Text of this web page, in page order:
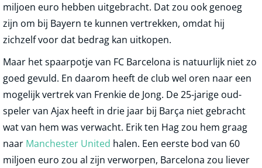
miljoen euro hebben uitgebracht. Dat zou ook genoeg
zijn om bij Bayern te kunnen vertrekken, omdat hij
zichzelf voor dat bedrag kan uitkopen.
Maar het spaarpotje van FC Barcelona is natuurlijk niet zo
goed gevuld. En daarom heeft de club wel oren naar een
mogelijk vertrek van Frenkie de Jong. De 25-jarige oud-
speler van Ajax heeft in drie jaar bij Barça niet gebracht
wat van hem was verwacht. Erik ten Hag zou hem graag
naar Manchester United halen. Een eerste bod van 60
miljoen euro zou al zijn verworpen, Barcelona zou liever